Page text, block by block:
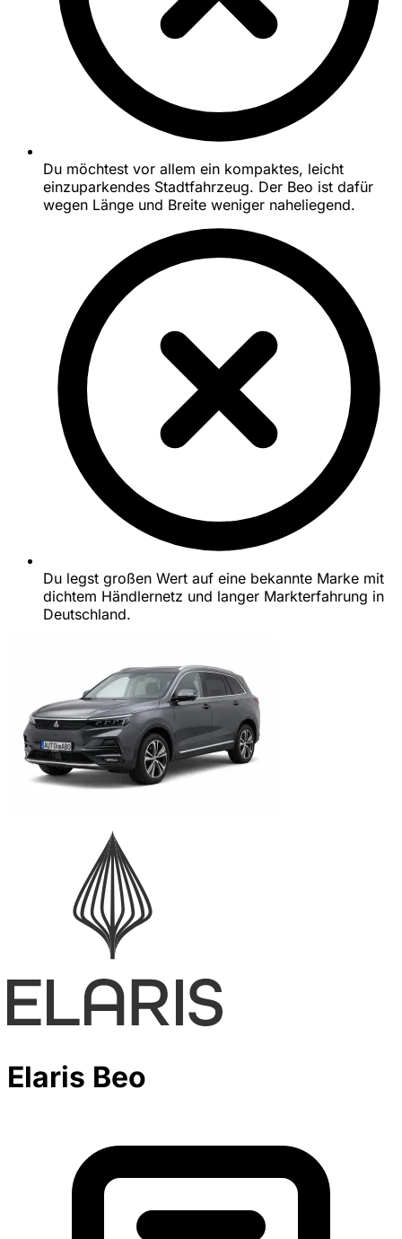
Du möchtest vor allem ein kompaktes, leicht
einzuparkendes Stadtfahrzeug. Der Beo ist dafür
wegen Länge und Breite weniger naheliegend.
Du legst großen Wert auf eine bekannte Marke mit
dichtem Händlernetz und langer Markterfahrung in
Deutschland.
Elaris Beo